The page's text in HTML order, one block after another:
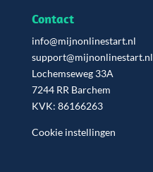
Contact
info@mijnonlinestart.nl
support@mijnonlinestart.nl
Lochemseweg 33A
7244 RR Barchem
KVK: 86166263
Cookie instellingen